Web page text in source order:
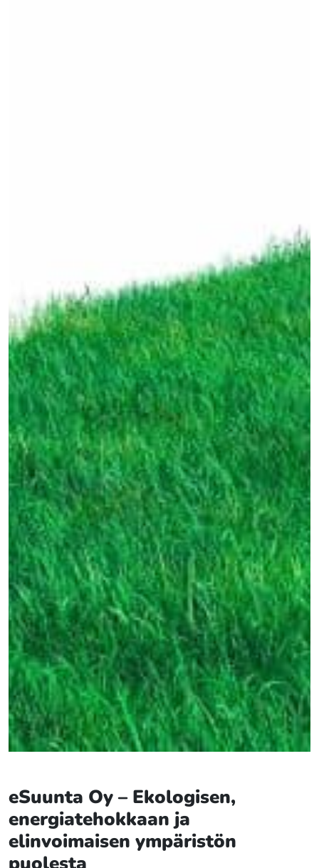
eSuunta Oy – Ekologisen,
energiatehokkaan ja
elinvoimaisen ympäristön